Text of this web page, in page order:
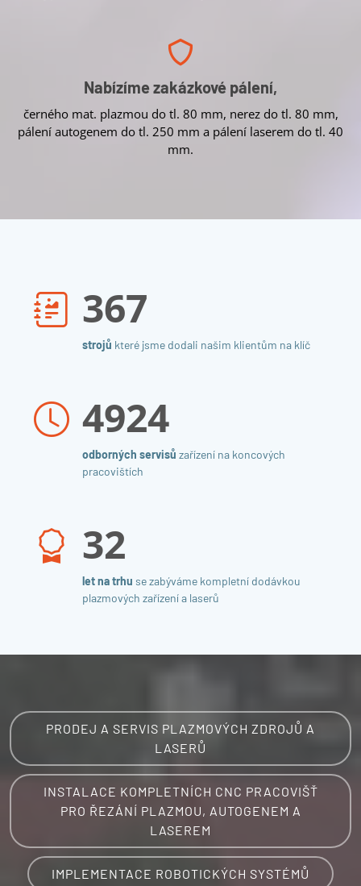
Nabízíme zakázkové pálení,
černého mat. plazmou do tl. 80 mm, nerez do tl. 80 mm,
pálení autogenem do tl. 250 mm a pálení laserem do tl. 40
mm.
367
strojů které jsme dodali našim klientům na klíč
4924
odborných servisů zařízení na koncových
pracovištích
32
let na trhu se zabýváme kompletní dodávkou
plazmových zařízení a laserů
PRODEJ A SERVIS PLAZMOVÝCH ZDROJŮ A
LASERŮ
INSTALACE KOMPLETNÍCH CNC PRACOVIŠŤ
PRO ŘEZÁNÍ PLAZMOU, AUTOGENEM A
LASEREM
IMPLEMENTACE ROBOTICKÝCH SYSTÉMŮ